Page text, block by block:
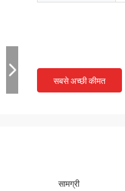
सबसे अच्छी कीमत
सामग्री